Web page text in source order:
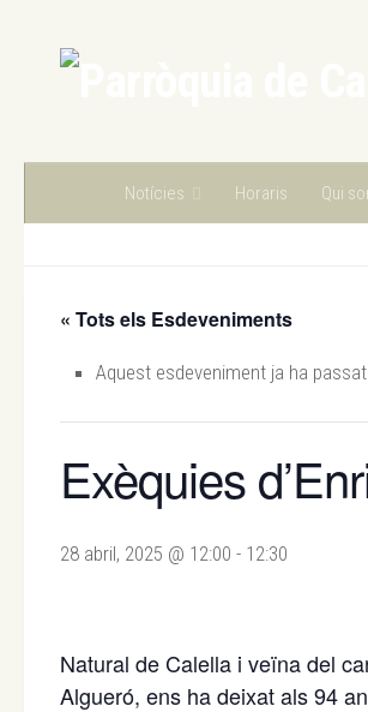
Notícies Horaris Qui
« Tots els Esdeveniments
Aquest esdeveniment ja ha passat.
Exèquies
28 abril, 2025 @ 12:00 - 12:30
Natural de Calella i veïna del
Algueró, ens ha deixat als 94